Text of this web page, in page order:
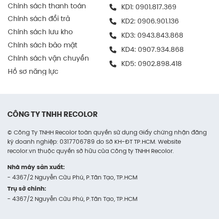
ra nhanh chóng, chính xác.
Trong ngành điện tử
Được nhiều doanh nghiệp sử dụng để chứa và
vận chuyển thiết bị điện tử, phụ kiện máy tính,
linh kiện kỹ thuật số…
Thùng giữ cho sản phẩm an toàn trong cả vận
chuyển nội bộ lẫn giao hàng cuối cùng.
Trong kinh doanh online
Thùng carton là lựa chọn lý tưởng cho các
shop online chuyên xử lý đơn hàng lớn hoặc
các đơn hàng combo.
Chính sách thanh toán
Chính sách đổi trả
Chính sách lưu kho
Chính sách bảo mật
Chính sách vận chuyển
Hồ sơ năng lực
KD1: 0901.817.369
KD2: 0906.901.136
KD3: 0943.843.868
KD4: 0907.934.868
KD5: 0902.898.418
CÔNG TY TNHH RECOLOR
© Công Ty TNHH Recolor toàn quyền sử dụng Giấy chứng nhận đăng
ký doanh nghiệp: 0317706789 do Sở KH-ĐT TP.HCM. Website
recolor.vn thuộc quyền sở hữu của Công ty TNHH Recolor.
Nhà máy sản xuất:
- 4367/2 Nguyễn Cửu Phú, P.Tân Tạo, TP.HCM
Trụ sở chính:
- 4367/2 Nguyễn Cửu Phú, P.Tân Tạo, TP.HCM